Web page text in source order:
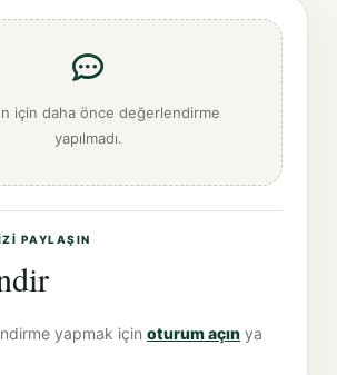
için daha önce değerlendirme
yapılmadı.
PAYLAŞIN
yapmak için oturum açın ya